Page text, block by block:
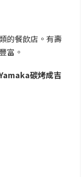
的餐飲店。有壽
富。
碳烤成吉